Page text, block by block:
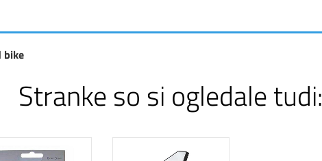
bike
Stranke so si ogledale tudi: